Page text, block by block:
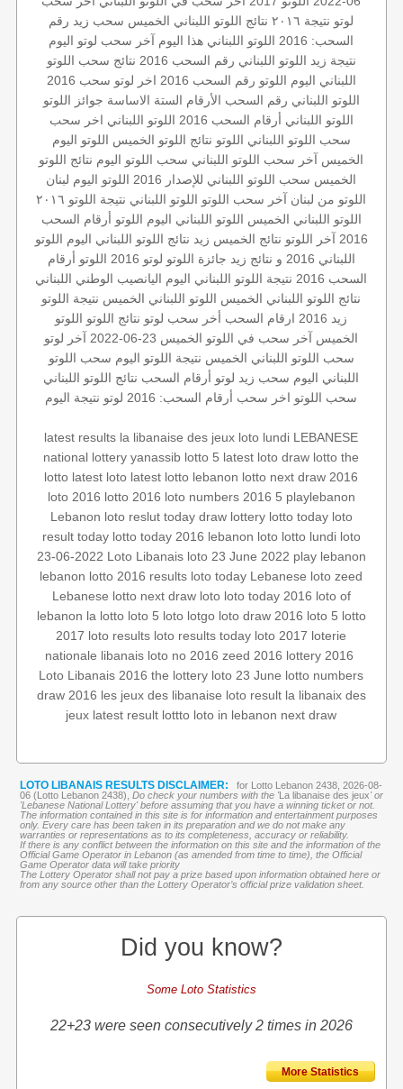
لوتو نتيجة ٢٠١٦ نتائج اللوتو اللبناني الخميس سحب زيد رقم
السحب: 2016
اللوتو اللبناني هذا اليوم آخر سحب لوتو اليوم
نتيجة زيد اللوتو اللبناني رقم السحب 2016
نتائج سحب اللوتو
اللبناني اليوم اللوتو رقم السحب 2016 اخر لوتو سحب 2016
اللوتو اللبناني رقم السحب الأرقام الستة الاساسة جوائز اللوتو
اللوتو اللبناني أرقام السحب 2016
اللوتو اللبناني اخر سحب
سحب اللوتو اللبناني اللوتو نتائج اللوتو الخميس اللوتو اليوم
الخميس آخر سحب اللوتو اللبناني سحب اللوتو اليوم نتائج اللوتو
الخميس سحب اللوتو اللبناني للإصدار 2016 اللوتو اليوم لبنان
اللوتو من لبنان آخر سحب اللوتو اللوتو اللبناني نتيجة اللوتو ٢٠١٦
اللوتو اللبناني الخميس اللوتو اللبناني اليوم اللوتو أرقام السحب
2016 آخر اللوتو نتائج الخميس زيد نتائج اللوتو اللبناني اليوم اللوتو
اللبناني 2016 و نتائج زيد
جائزة اللوتو لوتو 2016
اللوتو أرقام
السحب 2016
نتيجة اللوتو اللبناني اليوم اليانصيب الوطني اللبناني
نتائج اللوتو اللبناني الخميس اللوتو اللبناني الخميس نتيجة اللوتو
زيد 2016
ارقام السحب أخر سحب لوتو نتائج اللوتو اللوتو
الخميس آخر سحب في اللوتو الخميس 23-06-2022
آخر لوتو
سحب اللوتو اللبناني الخميس نتيجة اللوتو اليوم سحب اللوتو
اللبناني اليوم سحب زيد لوتو أرقام السحب نتائج اللوتو اللبناني
سحب اللوتو اخر سحب أرقام السحب: 2016 لوتو نتيجة اليوم
latest results la libanaise des jeux loto lundi LEBANESE
national lottery yanassib lotto 5 latest loto draw lotto the
lotto latest loto latest lotto lebanon lotto next draw 2016
loto 2016 lotto 2016 loto numbers 2016 5 playlebanon
Lebanon loto reslut today draw lottery lotto today loto
result today lotto today 2016 lebanon loto lotto lundi loto
23-06-2022 Loto Libanais loto 23 June 2022 play lebanon
lebanon lotto 2016 results loto today Lebanese loto zeed
Lebanese lotto next draw loto loto today 2016 loto of
lebanon la lotto loto 5 loto lotgo loto draw 2016 loto 5 lotto
2017 loto results loto results today loto 2017 loterie
nationale libanais loto no 2016 zeed 2016 lottery 2016
Loto Libanais 2016 the lottery loto 23 June lotto numbers
draw 2016 les jeux des libanaise loto result la libanaix des
jeux latest result lottto loto in lebanon next draw
LOTO LIBANAIS RESULTS DISCLAIMER:
for Lotto Lebanon 2438, 2026-08-
06 (Lotto Lebanon 2438), Do check your numbers with the 'La libanaise des jeux' or
'Lebanese National Lottery' before assuming that you have a winning ticket or not.
The information contained in this site is for information and entertainment purposes
only. Every care has been taken in its preparation and we do not make any
warranties or representations as to its completeness, accuracy or reliability.
If there is any conflict between the information on this site and the information of the
Official Game Operator in Lebanon (as amended from time to time), the Official
Game Operator data will take priority
The Lottery Operator shall not pay a prize based upon information obtained here or
from any source other than the Lottery Operator’s official prize validation sheet.
Did you know?
Some Loto Statistics
22+23 were seen consecutively 2 times in 2026
More Statistics